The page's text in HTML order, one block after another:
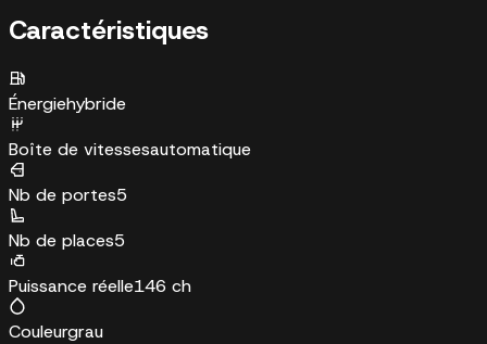
Caractéristiques
Énergiehybride
Boîte de vitessesautomatique
Nb de portes5
Nb de places5
Puissance réelle146 ch
Couleurgrau